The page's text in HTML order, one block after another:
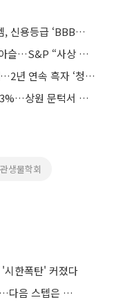
‘거침없는 진격’ 나신평 “에코프로비엠, 신용등급 ‘BBB→A-’ 상향…높은 실적 성장”
‘빨간불’ SK하이닉스, ‘BBB-’도 아슬아슬…S&P “사상 최악 1분기, 등급 유지 여력 감소”
에이비엘바이오, 1분기 영업익 231억…2년 연속 흑자 ‘청신호’
美 클래리티 법안 연내 통과 가능성 13%…상원 문턱서 제동
생물학회
한폭탄' 커졌다
‘비거주 1주택자’ 정조준한 세제 개편…다음 스텝은 금융 대책